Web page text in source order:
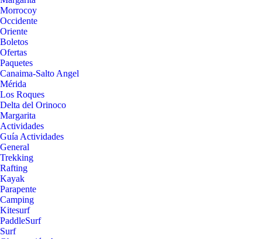
Morrocoy
Occidente
Oriente
Boletos
Ofertas
Paquetes
Canaima-Salto Angel
Mérida
Los Roques
Delta del Orinoco
Margarita
Actividades
Guía Actividades
General
Trekking
Rafting
Kayak
Parapente
Camping
Kitesurf
PaddleSurf
Surf